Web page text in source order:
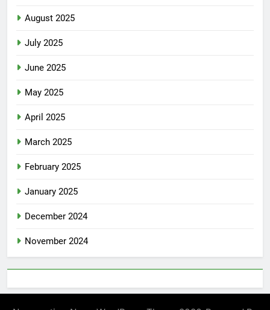
August 2025
July 2025
June 2025
May 2025
April 2025
March 2025
February 2025
January 2025
December 2024
November 2024